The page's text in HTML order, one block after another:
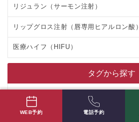
リジュラン（サーモン注射）
リップグロス注射（唇専用ヒアルロン酸）
医療ハイフ（HIFU）
タグから探す
クレーター
WEB予約 電話予約